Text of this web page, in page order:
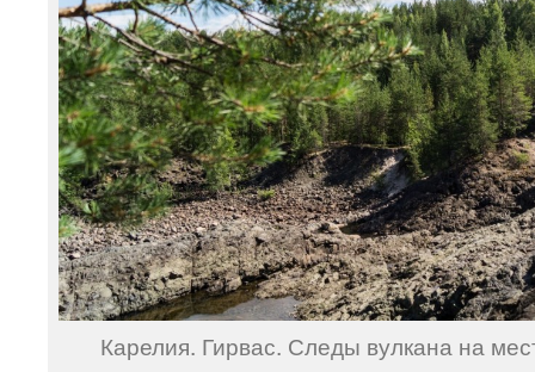
Карелия. Гирвас. Следы вулкана на